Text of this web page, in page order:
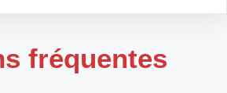
fréquentes